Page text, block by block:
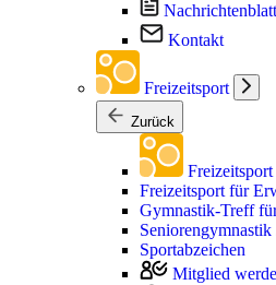
Nachrichtenblatt
Kontakt
Freizeitsport
Zurück
Freizeitsport
Freizeitsport für
Gymnastik-Treff
Sportabzeichen
Mitglied